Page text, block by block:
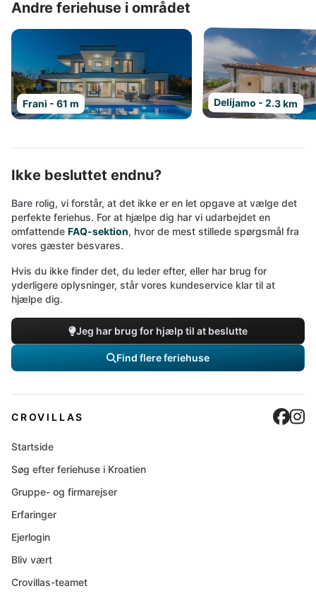
Andre feriehuse i området
Frani - 61 m Delijamo - 2.3 km
Ikke besluttet endnu?
Bare rolig, vi forstår, at det ikke er en let opgave at vælge det
perfekte feriehus. For at hjælpe dig har vi udarbejdet en
omfattende FAQ-sektion, hvor de mest stillede spørgsmål fra
vores gæster besvares.
Hvis du ikke finder det, du leder efter, eller har brug for
yderligere oplysninger, står vores kundeservice klar til at
hjælpe dig.
Jeg har brug for hjælp til at beslutte
Find flere feriehuse
CROVILLAS
Startside
Søg efter feriehuse i Kroatien
Gruppe- og firmarejser
Erfaringer
Ejerlogin
Bliv vært
Crovillas-teamet